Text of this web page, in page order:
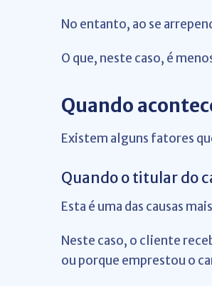
No entanto, ao se
O que, neste caso, é
Quando
Existem alguns fatores
Quando o titular do
Esta é uma das causas
Neste caso, o cliente
ou porque emprestou o